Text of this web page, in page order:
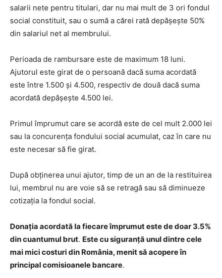
salarii nete pentru titulari, dar nu mai mult de 3 ori fondul
social constituit, sau o sumă a cărei rată depăşeşte 50%
din salariul net al membrului.
Perioada de rambursare este de maximum 18 luni.
Ajutorul este girat de o persoană dacă suma acordată
este între 1.500 şi 4.500, respectiv de două dacă suma
acordată depăşeşte 4.500 lei.
Primul împrumut care se acordă este de cel mult 2.000 lei
sau la concurența fondului social acumulat, caz în care nu
este necesar să fie girat.
După obţinerea unui ajutor, timp de un an de la restituirea
lui, membrul nu are voie să se retragă sau să diminueze
cotizaţia la fondul social.
Donația acordată la fiecare împrumut este de doar 3.5%
din cuantumul brut. Este cu siguranță unul dintre cele
mai mici costuri din România, menit să acopere în
principal comisioanele bancare.